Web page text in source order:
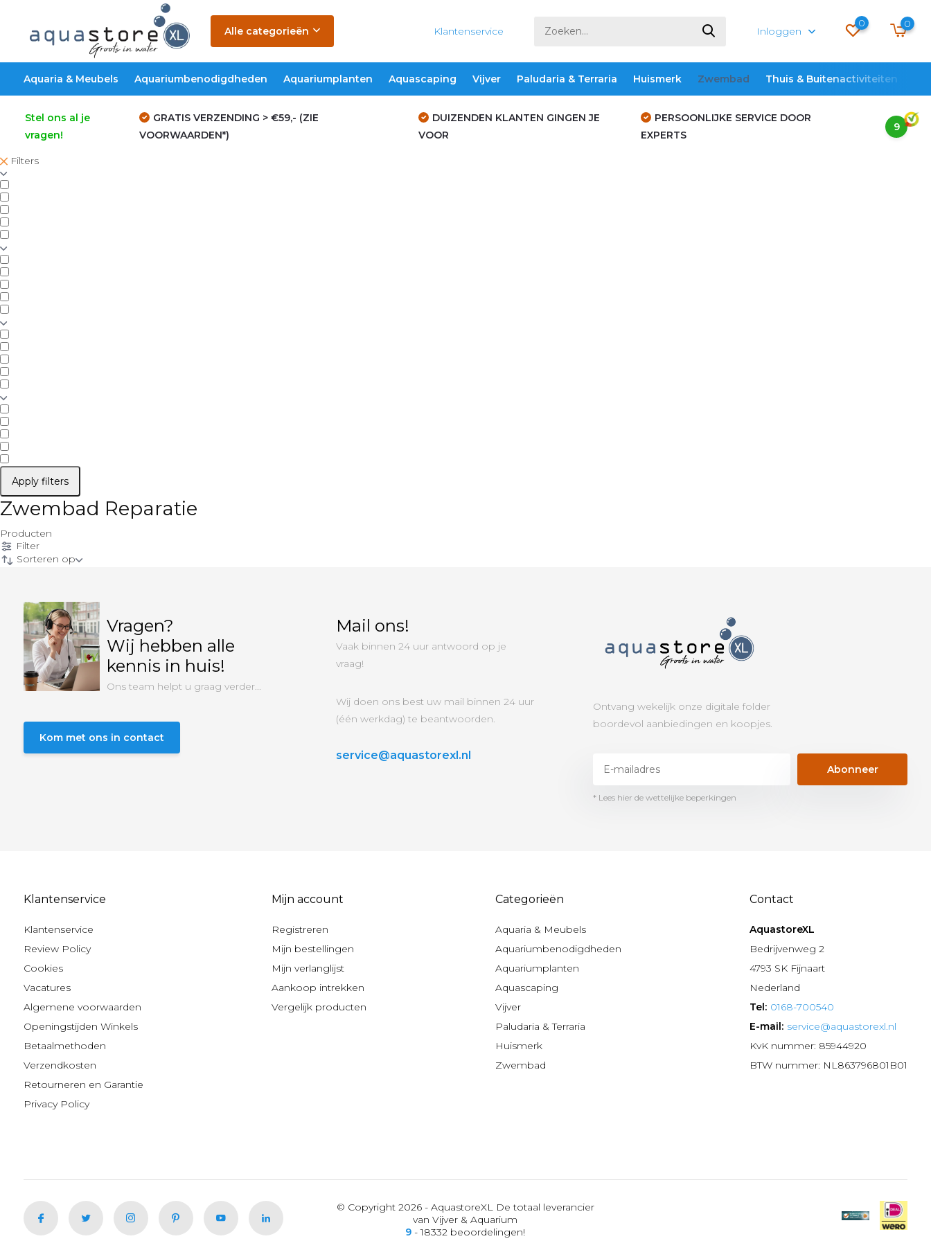
Alle categorieën Klantenservice Inloggen
0 0
Aquaria & Meubels Aquariumbenodigdheden Aquariumplanten Aquascaping Vijver Paludaria & Terraria Huismerk Zwembad Thuis & Buitenactiviteiten
Stel ons al je
vragen!
GRATIS VERZENDING > €59,- (ZIE
VOORWAARDEN*)
DUIZENDEN KLANTEN GINGEN JE
VOOR
PERSOONLIJKE SERVICE DOOR
EXPERTS
9
Filters
Apply filters
Zwembad Reparatie
Producten
Filter
Sorteren op
Vragen?
Wij hebben alle
kennis in huis!
Ons team helpt u graag verder...
Kom met ons in contact
Mail ons!
Vaak binnen 24 uur antwoord op je
vraag!
Wij doen ons best uw mail binnen 24 uur
(één werkdag) te beantwoorden.
service@aquastorexl.nl
Ontvang wekelijk onze digitale folder
boordevol aanbiedingen en koopjes.
Abonneer
* Lees hier de wettelijke beperkingen
Klantenservice
Klantenservice
Review Policy
Cookies
Vacatures
Algemene voorwaarden
Openingstijden Winkels
Betaalmethoden
Verzendkosten
Retourneren en Garantie
Privacy Policy
Mijn account
Registreren
Mijn bestellingen
Mijn verlanglijst
Aankoop intrekken
Vergelijk producten
Categorieën
Aquaria & Meubels
Aquariumbenodigdheden
Aquariumplanten
Aquascaping
Vijver
Paludaria & Terraria
Huismerk
Zwembad
Contact
AquastoreXL
Bedrijvenweg 2
4793 SK Fijnaart
Nederland
Tel: 0168-700540
E-mail: service@aquastorexl.nl
KvK nummer: 85944920
BTW nummer: NL863796801B01
© Copyright 2026 - AquastoreXL De totaal leverancier
van Vijver & Aquarium
9 - 18332 beoordelingen!